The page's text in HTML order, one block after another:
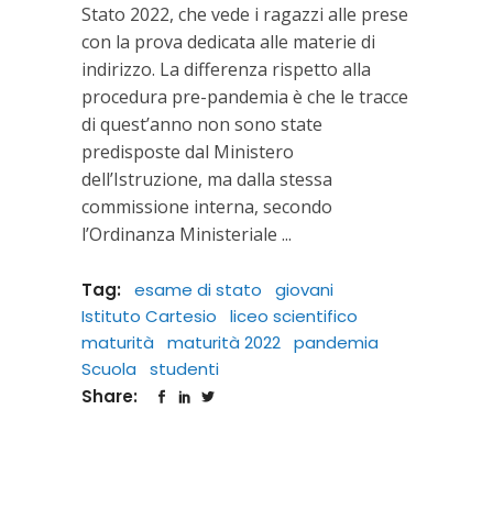
Stato 2022, che vede i ragazzi alle prese
con la prova dedicata alle materie di
indirizzo. La differenza rispetto alla
procedura pre-pandemia è che le tracce
di quest’anno non sono state
predisposte dal Ministero
dell’Istruzione, ma dalla stessa
commissione interna, secondo
l’Ordinanza Ministeriale
Tag: esame di stato
giovani
Istituto Cartesio
liceo scientifico
maturità
maturità 2022 pandemia
Scuola
studenti
Share: